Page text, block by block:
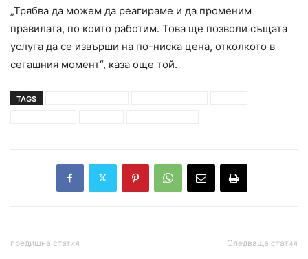
„Трябва да можем да реагираме и да променим
правилата, по които работим. Това ще позволи същата
услуга да се извърши на по-ниска цена, отколкото в
сегашния момент“, каза още той.
TAGS
предишна статия Следваща статия